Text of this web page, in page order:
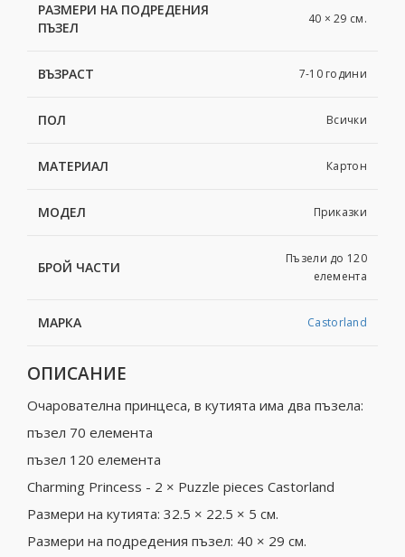
РАЗМЕРИ НА ПОДРЕДЕНИЯ
ПЪЗЕЛ
40 × 29 см.
ВЪЗРАСТ 7-10 години
ПОЛ Всички
МАТЕРИАЛ Картон
МОДЕЛ Приказки
БРОЙ ЧАСТИ
Пъзели до 120
елемента
МАРКА Castorland
ОПИСАНИЕ
Очарователна принцеса, в кутията има два пъзела:
пъзел 70 елемента
пъзел 120 елемента
Charming Princess - 2 × Puzzle pieces Castorland
Размери на кутията: 32.5 × 22.5 × 5 см.
Размери на подредения пъзел: 40 × 29 см.